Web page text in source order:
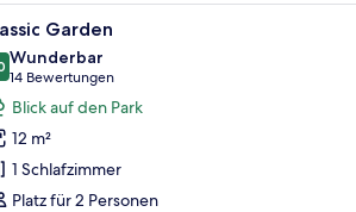
und Duschbereich. Ein Hotelzimmer
5 Garden
von 10
Wunderbar
14 Bewertungen
(14
Bewertungen)
Blick auf den Park
12 m²
1 Schlafzimmer
Platz für 2 Personen